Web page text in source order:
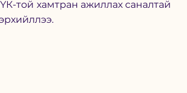
той хамтран ажиллах саналтай